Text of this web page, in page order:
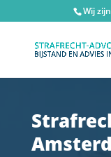
Wij